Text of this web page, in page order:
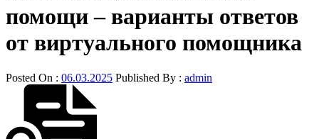
помощи – варианты ответов
от виртуального помощника
Posted On : 06.03.2025 Published By : admin